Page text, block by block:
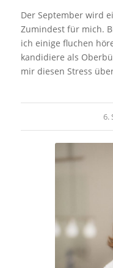
Der September wird
Zumindest für mich.
ich einige fluchen
kandidiere als
mir diesen Stress
6.